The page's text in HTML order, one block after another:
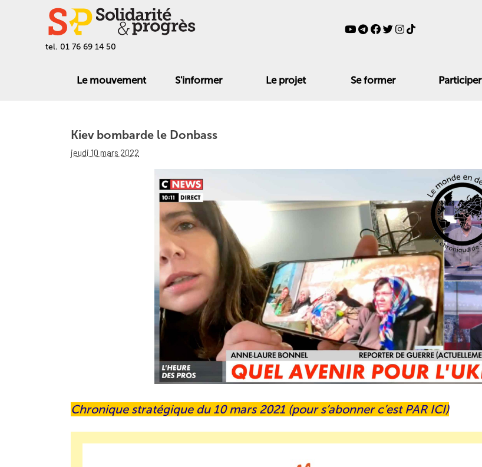
tel. 01 76 69 14 50
Le mouvement S'informer Le projet Se former Participer
Kiev bombarde le Donbass
jeudi 10 mars 2022
Chronique stratégique du 10 mars 2021 (pour s’abonner c’est PAR ICI)